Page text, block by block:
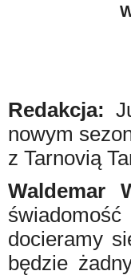
Redakcja:
nowym
z Tarnovią
Waldemar
docieramy
będzie